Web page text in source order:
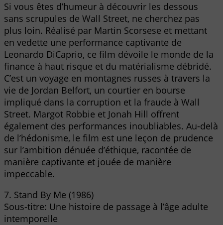
Si vous êtes d’humeur à découvrir les dessous
sans scrupules de Wall Street, ne cherchez pas
plus loin. Réalisé par Martin Scorsese et mettant
en vedette une performance captivante de
Leonardo DiCaprio, ce film dévoile le monde de la
finance à haut risque et du matérialisme débridé.
C’est un voyage en montagnes russes à travers la
vie de Jordan Belfort, un courtier en bourse
impliqué dans la corruption et la fraude à Wall
Street. Margot Robbie et Jonah Hill offrent
également des performances inoubliables. Au-delà
de l’hédonisme, le film est une leçon de prudence
sur l’ambition dénuée d’éthique, racontée de
manière captivante et jouée de manière
impeccable.
7. Stand By Me (1986)
Sous-titre: Une histoire de passage à l’âge adulte
intemporelle